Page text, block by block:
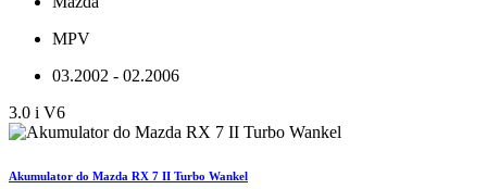
MPV
03.2002 - 02.2006
3.0 i V6
Akumulator do Mazda RX 7 II Turbo Wankel